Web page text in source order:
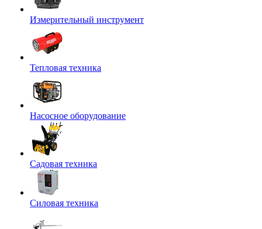
Измерительный инструмент
Тепловая техника
Насосное оборудование
Садовая техника
Силовая техника